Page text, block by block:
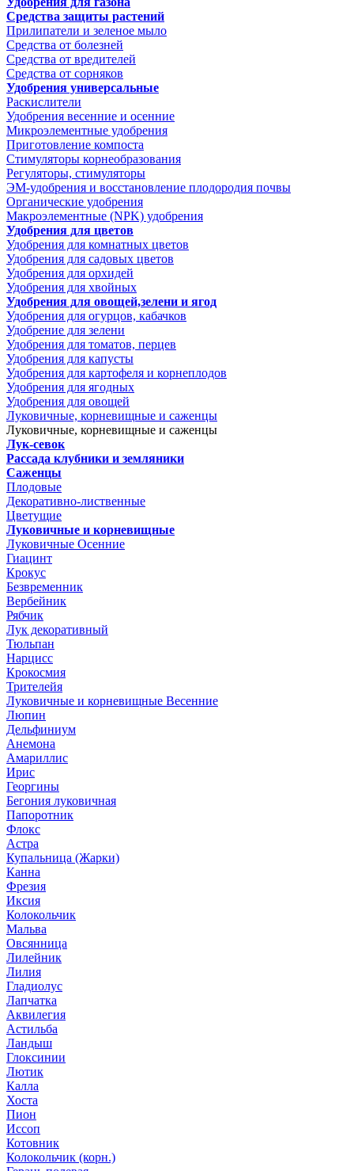
Средства защиты растений
Прилипатели и зеленое мыло
Средства от болезней
Средства от вредителей
Средства от сорняков
Удобрения универсальные
Раскислители
Удобрения весенние и осенние
Микроэлементные удобрения
Приготовление компоста
Стимуляторы корнеобразования
Регуляторы, стимуляторы
ЭМ-удобрения и восстановление плодородия почвы
Органические удобрения
Макроэлементные (NPK) удобрения
Удобрения для цветов
Удобрения для комнатных цветов
Удобрения для садовых цветов
Удобрения для орхидей
Удобрения для хвойных
Удобрения для овощей,зелени и ягод
Удобрения для огурцов, кабачков
Удобрение для зелени
Удобрения для томатов, перцев
Удобрения для капусты
Удобрения для картофеля и корнеплодов
Удобрения для ягодных
Удобрения для овощей
Луковичные, корневищные и саженцы
Луковичные, корневищные и саженцы
Лук-севок
Рассада клубники и земляники
Саженцы
Плодовые
Декоративно-лиственные
Цветущие
Луковичные и корневищные
Луковичные Осенние
Гиацинт
Крокус
Безвременник
Вербейник
Рябчик
Лук декоративный
Тюльпан
Нарцисс
Крокосмия
Трителейя
Луковичные и корневищные Весенние
Люпин
Дельфиниум
Анемона
Амариллис
Ирис
Георгины
Бегония луковичная
Папоротник
Флокс
Астра
Купальница (Жарки)
Канна
Фрезия
Иксия
Колокольчик
Мальва
Овсянница
Лилейник
Лилия
Гладиолус
Лапчатка
Аквилегия
Астильба
Ландыш
Глоксинии
Лютик
Калла
Хоста
Пион
Иссоп
Котовник
Колокольчик (корн.)